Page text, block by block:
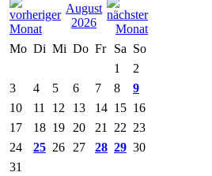
August
2026
Mo Di Mi Do Fr Sa So
1
2
3
4 5 6 7 8
9
10
11 12 13 14 15 16
17
18 19 20 21 22 23
24
25 26 27 28 29 30
31